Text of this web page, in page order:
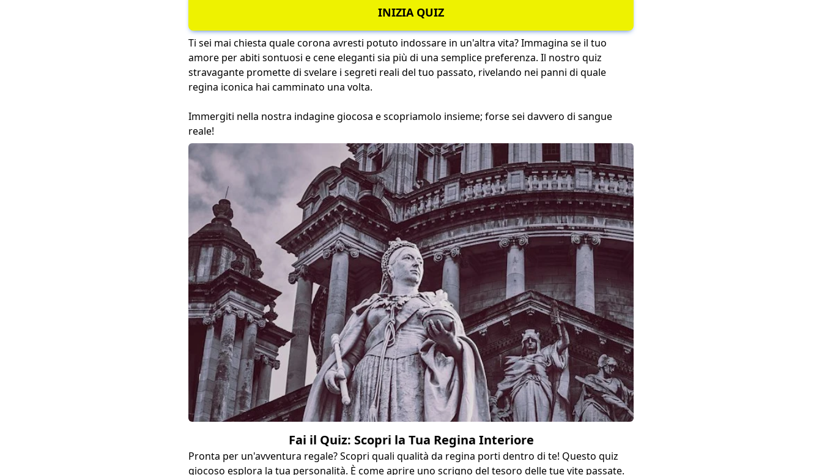
INIZIA QUIZ
Ti sei mai chiesta quale corona avresti potuto indossare in un'altra vita? Immagina se il tuo
amore per abiti sontuosi e cene eleganti sia più di una semplice preferenza. Il nostro quiz
stravagante promette di svelare i segreti reali del tuo passato, rivelando nei panni di quale
regina iconica hai camminato una volta.
Immergiti nella nostra indagine giocosa e scopriamolo insieme; forse sei davvero di sangue
reale!
Fai il Quiz: Scopri la Tua Regina Interiore
Pronta per un'avventura regale? Scopri quali qualità da regina porti dentro di te! Questo quiz
giocoso esplora la tua personalità. È come aprire uno scrigno del tesoro delle tue vite passate.